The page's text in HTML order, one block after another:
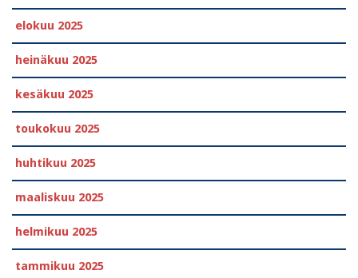
elokuu 2025
heinäkuu 2025
kesäkuu 2025
toukokuu 2025
huhtikuu 2025
maaliskuu 2025
helmikuu 2025
tammikuu 2025